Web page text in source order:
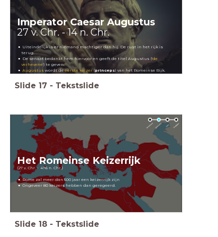
Imperator Caesar Augustus
27 v. Chr. - 14 n. Chr.
Uiteindelijk is er niemand machtiger dan hij. De rust in het rijk is
terug.
De senaat bedankt hem hiervoor en geeft de titel Augustus ('de
verhevene') te geven.
Augustus wordt deeerste keizer(princeps) van het Romeinse Rijk.
Slide 17 - Tekstslide
Het Romeinse Keizerrijk
(27 v. Chr. - 476 n. Chr.)
Rome zal meer dan 500 jaar een keizerrijk zijn
Ongeveer 80 keizers hebben dan geregeerd.
Slide 18 - Tekstslide